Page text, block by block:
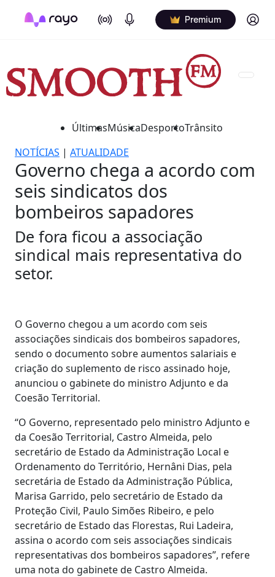
On Air Podcasts Premium Log in
ÚltimasMúsicaDesportoTrânsito
NOTÍCIAS | ATUALIDADE
Governo chega a acordo com
seis sindicatos dos
bombeiros sapadores
De fora ficou a associação
sindical mais representativa do
setor.
O Governo chegou a um acordo com seis
associações sindicais dos bombeiros sapadores,
sendo o documento sobre aumentos salariais e
criação do suplemento de risco assinado hoje,
anunciou o gabinete do ministro Adjunto e da
Coesão Territorial.
“O Governo, representado pelo ministro Adjunto e
da Coesão Territorial, Castro Almeida, pelo
secretário de Estado da Administração Local e
Ordenamento do Território, Hernâni Dias, pela
secretária de Estado da Administração Pública,
Marisa Garrido, pelo secretário de Estado da
Proteção Civil, Paulo Simões Ribeiro, e pelo
secretário de Estado das Florestas, Rui Ladeira,
assina o acordo com seis associações sindicais
representativas dos bombeiros sapadores”, refere
uma nota do gabinete de Castro Almeida.